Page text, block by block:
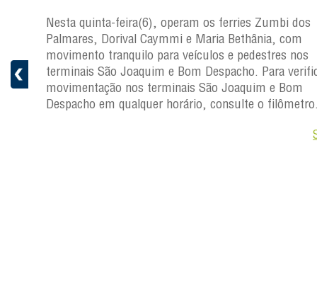
Nesta quinta-feira(6), operam os ferries Zumbi dos
Palmares, Dorival Caymmi e Maria Bethânia, com
movimento tranquilo para veículos e pedestres nos
terminais São Joaquim e Bom Despacho. Para
movimentação nos terminais São Joaquim e Bom
Despacho em qualquer horário, consulte o